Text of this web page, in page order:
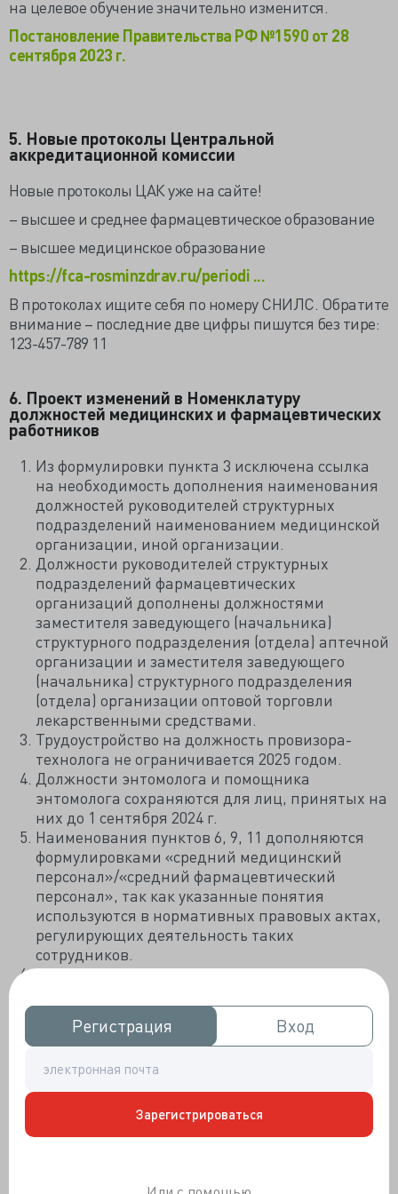
Регистрация
Регистрация Вход
Вход
Зарегистрироваться
на целевое обучение значительно изменится.
Постановление Правительства РФ №1590 от 28
сентября 2023 г.
5. Новые протоколы Центральной
аккредитационной комиссии
Новые протоколы ЦАК уже на сайте!
– высшее и среднее фармацевтическое образование
– высшее медицинское образование
https://fca-rosminzdrav.ru/periodi ...
В протоколах ищите себя по номеру СНИЛС. Обратите
внимание – последние две цифры пишутся без тире:
123-457-789 11
6. Проект изменений в Номенклатуру
должностей медицинских и фармацевтических
работников
Из формулировки пункта 3 исключена ссылка
на необходимость дополнения наименования
должностей руководителей структурных
подразделений наименованием медицинской
организации, иной организации.
Должности руководителей структурных
подразделений фармацевтических
организаций дополнены должностями
заместителя заведующего (начальника)
структурного подразделения (отдела) аптечной
организации и заместителя заведующего
(начальника) структурного подразделения
(отдела) организации оптовой торговли
лекарственными средствами.
Трудоустройство на должность провизора-
технолога не ограничивается 2025 годом.
Должности энтомолога и помощника
энтомолога сохраняются для лиц, принятых на
них до 1 сентября 2024 г.
Наименования пунктов 6, 9, 11 дополняются
формулировками «средний медицинский
персонал»/«средний фармацевтический
персонал», так как указанные понятия
используются в нормативных правовых актах,
регулирующих деятельность таких
сотрудников.
В подпункты 12.1–12.2 вносятся изменения в
отношении лиц мужского пола (младший
медицинский брат/младший медицинский
брат по уходу за больными).
Планируется, что изменения вступят в силу с 1
сентября 2024 года и будут действовать до 1 сентября